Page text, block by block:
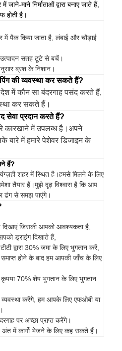
माने निर्माताओं द्वारा बनाए जाते हैं,
होती है।
में पैक किया जाता है, लंबाई और चौड़ाई
सतह टूटे से बचें।
ब्रश के निशान।
की व्यवस्था कर सकते हैं?
में कौन सा बंदरगाह पसंद करते हैं,
कर सकते हैं।
सेवा प्रदान करते हैं?
कारखाने में उपलब्ध है।अपने
बारे में हमारे पेशेवर डिजाइन के
हैं?
शहर में स्थित है।हमसे मिलने के लिए
तैयार हैं।मुझे दृढ़ विश्वास है कि आप
ढंग से समझ पाएंगे।
जिसकी आपको आवश्यकता है,
ड्राइंग दिखाते हैं,
द्वारा 30% जमा के लिए भुगतान करें,
होने के बाद हम आपकी जाँच के लिए
कृपया 70% शेष भुगतान के लिए भुगतान
करेंगे, हम आपके लिए एफओबी या
पर अच्छा प्राप्त करेंगे।
में कार्गो भेजने के लिए कह सकते हैं।